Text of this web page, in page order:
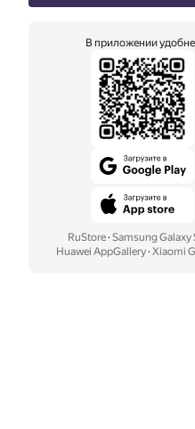
В приложении
RuStore· Samsung Galaxy
Huawei AppGallery· Xiaomi